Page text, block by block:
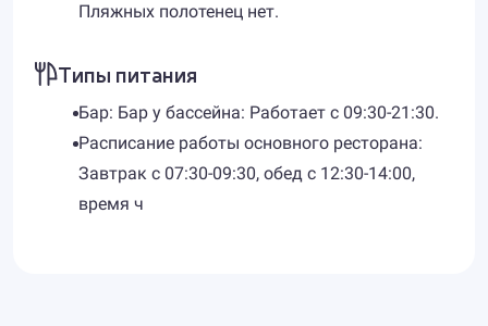
Пляжных полотенец нет.
Типы питания
Бар: Бар у бассейна: Работает с 09:30-21:30.
Расписание работы основного ресторана:
Завтрак с 07:30-09:30, обед с 12:30-14:00,
время ч